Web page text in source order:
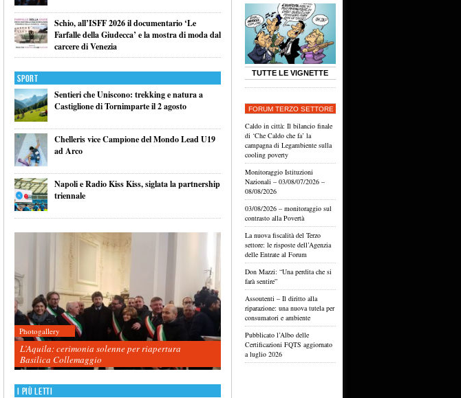
Schio, all’ISFF 2026 il documentario ‘Le
Farfalle della Giudecca’ e la mostra di moda dal
carcere di Venezia
Sport
Sentieri che Uniscono: trekking e natura a
Castiglione di Tornimparte il 2 agosto
Chelleris vice Campione del Mondo Lead U19
ad Arco
Napoli e Radio Kiss Kiss, siglata la partnership
triennale
Photogallery
L’Aquila: cerimonia solenne per riapertura
Basilica Collemaggio
I più letti
TUTTE LE VIGNETTE
FORUM TERZO SETTORE
Caldo in città: Il bilancio finale
di ‘Che Caldo che fa’ la
campagna di Legambiente sulla
cooling poverty
Monitoraggio Istituzioni
Nazionali – 03/08/07/2026 –
08/08/2026
03/08/2026 – monitoraggio sul
contrasto alla Povertà
La nuova fiscalità del Terzo
settore: le risposte dell’Agenzia
delle Entrate al Forum
Don Mazzi: “Una perdita che si
farà sentire”
Assoutenti – Il diritto alla
riparazione: una nuova tutela per
consumatori e ambiente
Pubblicato l’Albo delle
Certificazioni FQTS aggiornato
a luglio 2026